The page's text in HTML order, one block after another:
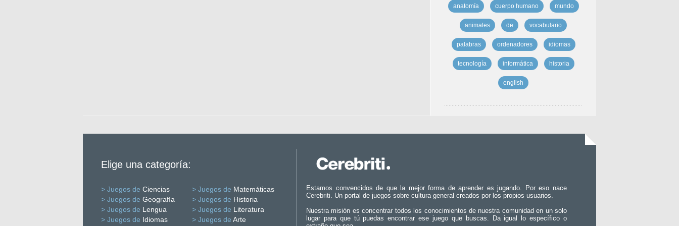
anatomía cuerpo humano mundo
animales de vocabulario
palabras ordenadores idiomas
tecnología informática historia
english
Elige una categoría:
> Juegos de Ciencias > Juegos de Matemáticas
> Juegos de Geografía > Juegos de Historia
> Juegos de Lengua > Juegos de Literatura
> Juegos de Idiomas > Juegos de Arte
Estamos convencidos de que la mejor forma de aprender es jugando. Por eso nace
Cerebriti. Un portal de juegos sobre cultura general creados por los propios usuarios.
Nuestra misión es concentrar todos los conocimientos de nuestra comunidad en un solo
lugar para que tú puedas encontrar ese juego que buscas. Da igual lo específico o